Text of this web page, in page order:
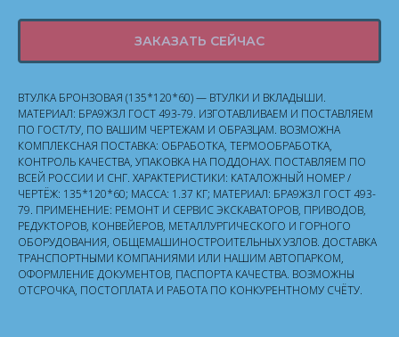
ЗАКАЗАТЬ СЕЙЧАС
ВТУЛКА БРОНЗОВАЯ (135*120*60) — ВТУЛКИ И ВКЛАДЫШИ.
МАТЕРИАЛ: БРА9Ж3Л ГОСТ 493-79. ИЗГОТАВЛИВАЕМ И ПОСТАВЛЯЕМ
ПО ГОСТ/ТУ, ПО ВАШИМ ЧЕРТЕЖАМ И ОБРАЗЦАМ. ВОЗМОЖНА
КОМПЛЕКСНАЯ ПОСТАВКА: ОБРАБОТКА, ТЕРМООБРАБОТКА,
КОНТРОЛЬ КАЧЕСТВА, УПАКОВКА НА ПОДДОНАХ. ПОСТАВЛЯЕМ ПО
ВСЕЙ РОССИИ И СНГ. ХАРАКТЕРИСТИКИ: КАТАЛОЖНЫЙ НОМЕР /
ЧЕРТЁЖ: 135*120*60; МАССА: 1.37 КГ; МАТЕРИАЛ: БРА9Ж3Л ГОСТ 493-
79. ПРИМЕНЕНИЕ: РЕМОНТ И СЕРВИС ЭКСКАВАТОРОВ, ПРИВОДОВ,
РЕДУКТОРОВ, КОНВЕЙЕРОВ, МЕТАЛЛУРГИЧЕСКОГО И ГОРНОГО
ОБОРУДОВАНИЯ, ОБЩЕМАШИНОСТРОИТЕЛЬНЫХ УЗЛОВ. ДОСТАВКА
ТРАНСПОРТНЫМИ КОМПАНИЯМИ ИЛИ НАШИМ АВТОПАРКОМ,
ОФОРМЛЕНИЕ ДОКУМЕНТОВ, ПАСПОРТА КАЧЕСТВА. ВОЗМОЖНЫ
ОТСРОЧКА, ПОСТОПЛАТА И РАБОТА ПО КОНКУРЕНТНОМУ СЧЁТУ.